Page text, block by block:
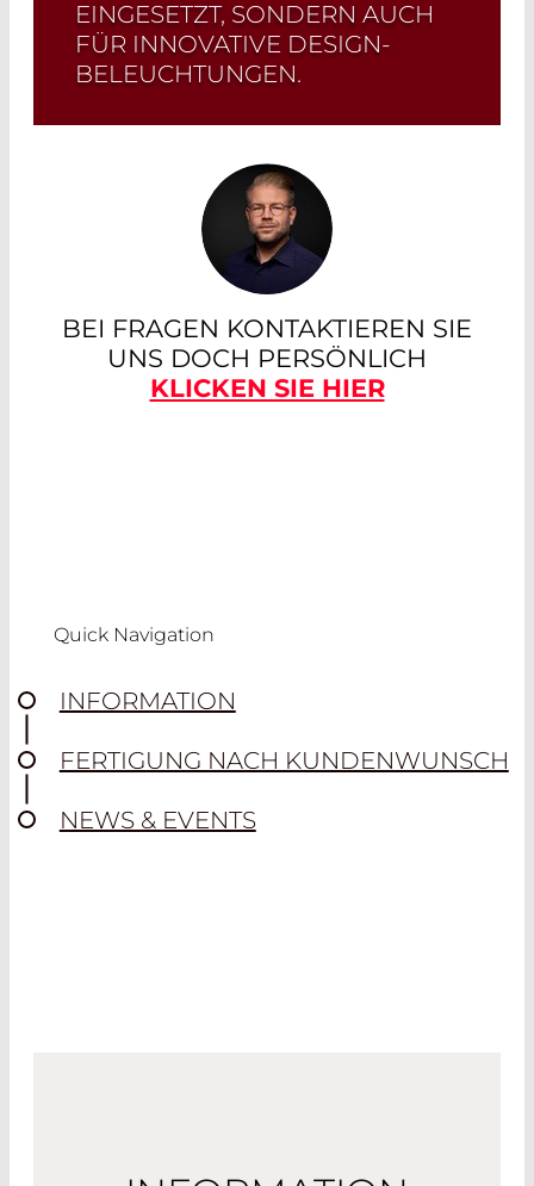
EINGESETZT, SONDERN AUCH
FÜR INNOVATIVE DESIGN-
BELEUCHTUNGEN.
BEI FRAGEN KONTAKTIEREN SIE
UNS DOCH PERSÖNLICH
KLICKEN SIE HIER
Quick Navigation
INFORMATION
FERTIGUNG NACH KUNDENWUNSCH
NEWS & EVENTS